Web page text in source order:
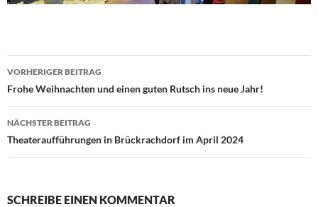
Beitragsnavigation
VORHERIGER BEITRAG
Frohe Weihnachten und einen guten Rutsch ins neue Jahr!
NÄCHSTER BEITRAG
Theateraufführungen in Brückrachdorf im April 2024
SCHREIBE EINEN KOMMENTAR